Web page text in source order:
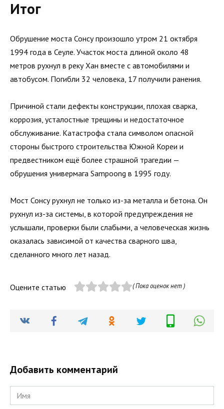
Итог
Обрушение моста Сонсу произошло утром 21 октября
1994 года в Сеуле. Участок моста длиной около 48
метров рухнул в реку Хан вместе с автомобилями и
автобусом. Погибли 32 человека, 17 получили ранения.
Причиной стали дефекты конструкции, плохая сварка,
коррозия, усталостные трещины и недостаточное
обслуживание. Катастрофа стала символом опасной
стороны быстрого строительства Южной Кореи и
предвестником ещё более страшной трагедии —
обрушения универмага Sampoong в 1995 году.
Мост Сонсу рухнул не только из-за металла и бетона. Он
рухнул из-за системы, в которой предупреждения не
услышали, проверки были слабыми, а человеческая жизнь
оказалась зависимой от качества сварного шва,
сделанного много лет назад.
Оцените статью ( Пока оценок нет )
Добавить комментарий
Имя
*